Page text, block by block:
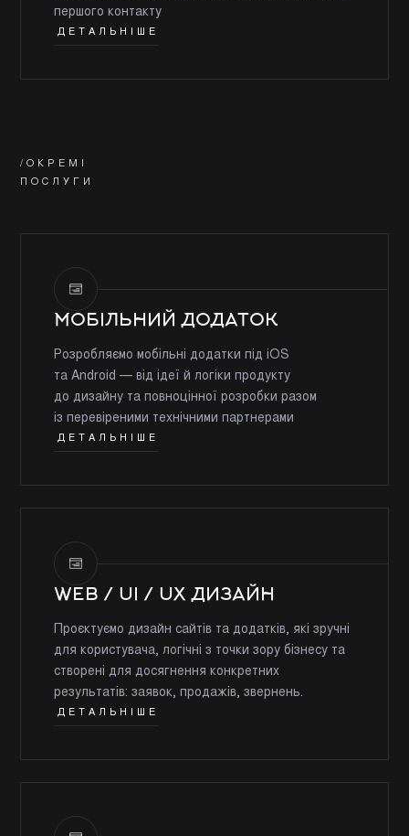
першого контакту
ДЕТАЛЬНІШЕ
/ОКРЕМІ
ПОСЛУГИ
МОБІЛЬНИЙ ДОДАТОК
Розробляємо мобільні додатки під iOS
та Android — від ідеї й логіки продукту
до дизайну та повноцінної розробки разом
із перевіреними технічними партнерами
ДЕТАЛЬНІШЕ
WEB / UI / UX ДИЗАЙН
Проєктуємо дизайн сайтів та додатків, які зручні
для користувача, логічні з точки зору бізнесу та
створені для досягнення конкретних
результатів: заявок, продажів, звернень.
ДЕТАЛЬНІШЕ